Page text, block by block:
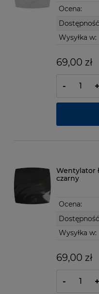
Ocena:
Wysyłka w:
69,00 zł
- +
Wentylator
czarny
Ocena:
Wysyłka w:
69,00 zł
- +